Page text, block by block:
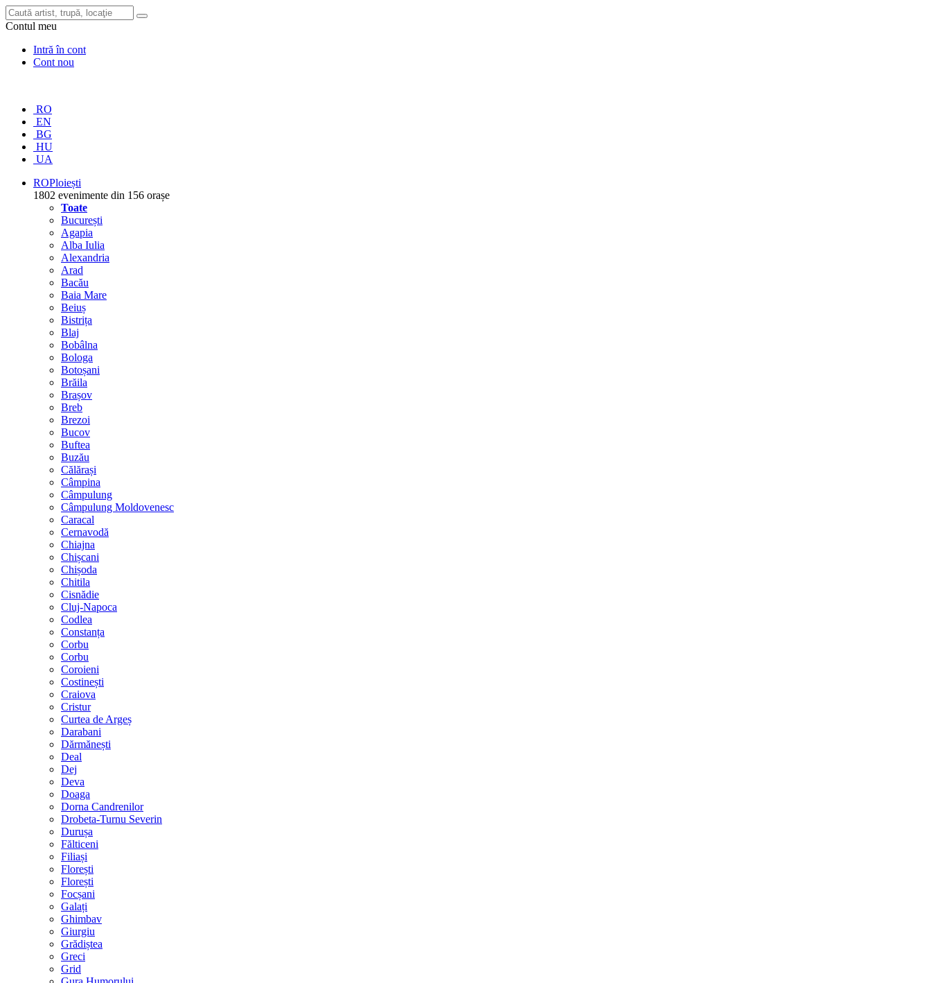
Contul meu
Intră în cont
Cont nou
RO
EN
BG
HU
UA
ROPloiești
1802 evenimente din 156 orașe
Toate
București
Agapia
Alba Iulia
Alexandria
Arad
Bacău
Baia Mare
Beiuș
Bistrița
Blaj
Bobâlna
Bologa
Botoșani
Brăila
Brașov
Breb
Brezoi
Bucov
Buftea
Buzău
Călărași
Câmpina
Câmpulung
Câmpulung Moldovenesc
Caracal
Cernavodă
Chiajna
Chișcani
Chișoda
Chitila
Cisnădie
Cluj-Napoca
Codlea
Constanța
Corbu
Corbu
Coroieni
Costinești
Craiova
Cristur
Curtea de Argeș
Darabani
Dărmănești
Deal
Dej
Deva
Doaga
Dorna Candrenilor
Drobeta-Turnu Severin
Durușa
Fălticeni
Filiași
Florești
Florești
Focșani
Galați
Ghimbav
Giurgiu
Grădiștea
Greci
Grid